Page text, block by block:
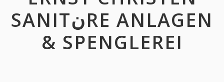
SANITنRE ANLAGEN
& SPENGLEREI